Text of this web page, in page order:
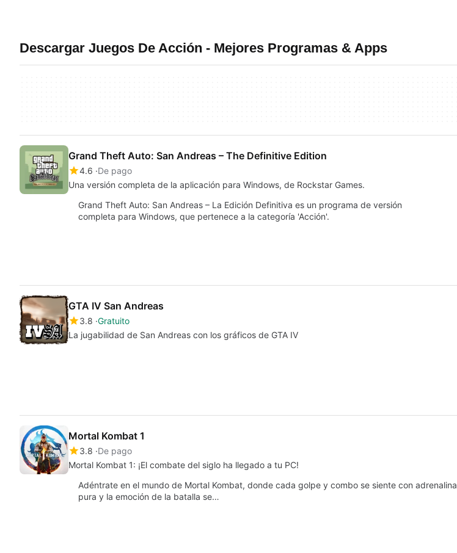
Descargar Juegos De Acción - Mejores Programas & Apps
Grand Theft Auto: San Andreas – The Definitive Edition
4.6 De pago
Una versión completa de la aplicación para Windows, de Rockstar Games.
Grand Theft Auto: San Andreas – La Edición Definitiva es un programa de versión
completa para Windows, que pertenece a la categoría 'Acción'.
GTA IV San Andreas
3.8 Gratuito
La jugabilidad de San Andreas con los gráficos de GTA IV
Mortal Kombat 1
3.8 De pago
Mortal Kombat 1: ¡El combate del siglo ha llegado a tu PC!
Adéntrate en el mundo de Mortal Kombat, donde cada golpe y combo se siente con adrenalina
pura y la emoción de la batalla se…